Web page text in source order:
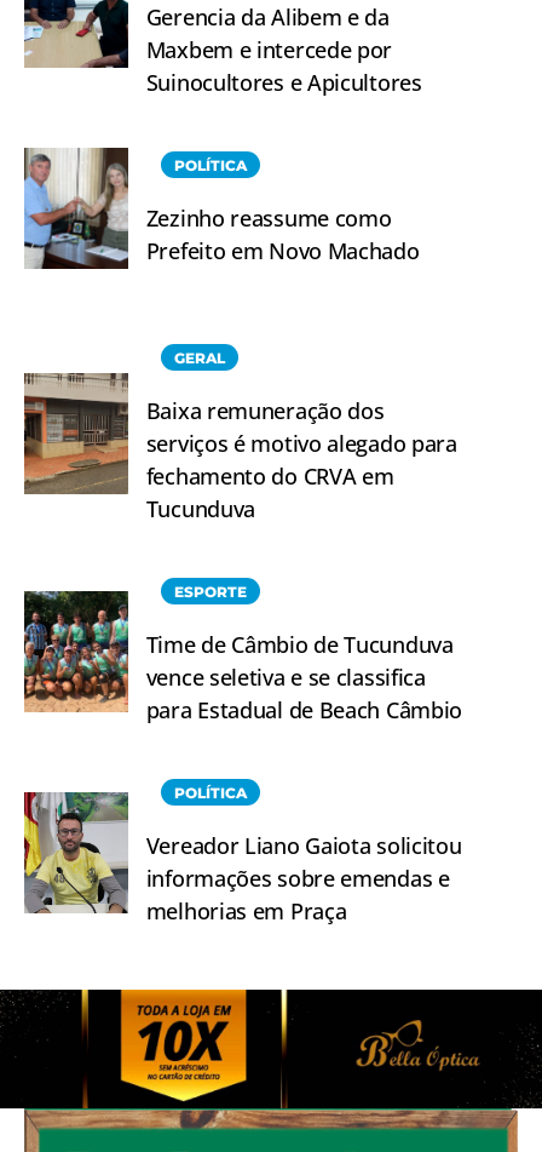
Gerencia da Alibem e da
Maxbem e intercede por
Suinocultores e Apicultores
POLÍTICA
Zezinho reassume como
Prefeito em Novo Machado
GERAL
Baixa remuneração dos
serviços é motivo alegado para
fechamento do CRVA em
Tucunduva
ESPORTE
Time de Câmbio de Tucunduva
vence seletiva e se classifica
para Estadual de Beach Câmbio
POLÍTICA
Vereador Liano Gaiota solicitou
informações sobre emendas e
melhorias em Praça